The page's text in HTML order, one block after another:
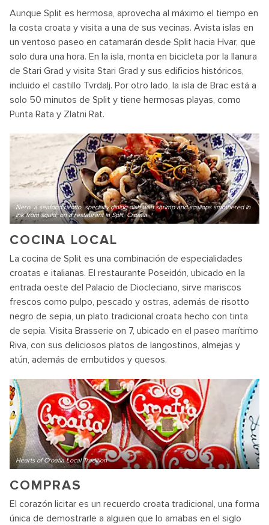
Aunque Split es hermosa, aprovecha al máximo el tiempo en
la costa croata y visita a una de sus vecinas. Avista islas en
un ventoso paseo en catamarán desde Split hacia Hvar, que
solo dura una hora. En la isla, monta en bicicleta por la llanura
de Stari Grad y visita Stari Grad y sus edificios históricos,
incluido el castillo Tvrdalj. Por otro lado, la isla de Brac está a
solo 50 minutos de Split y tiene hermosas playas, como
Punta Rata y Zlatni Rat.
Nero, a seafood risotto, specialty dining dish with shrimp and scallops smothered in
ink from squid, on a restaurant in Split, Croatia
COCINA LOCAL
La cocina de Split es una combinación de especialidades
croatas e italianas. El restaurante Poseidón, ubicado en la
entrada oeste del Palacio de Diocleciano, sirve mariscos
frescos como pulpo, pescado y ostras, además de risotto
negro de sepia, un plato tradicional croata hecho con tinta
de sepia. Visita Brasserie on 7, ubicado en el paseo marítimo
Riva, con sus deliciosos platos de langostinos, almejas y
atún, además de embutidos y quesos.
Hearts of Croatia Local Tradition
COMPRAS
El corazón licitar es un recuerdo croata tradicional, una forma
única de demostrarle a alguien que lo amabas en el siglo